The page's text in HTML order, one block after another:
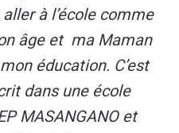
à l’école comme
âge et ma Maman
éducation. C’est
dans une école
MASANGANO et